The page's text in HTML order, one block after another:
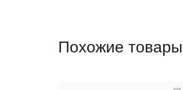
Похожие товары